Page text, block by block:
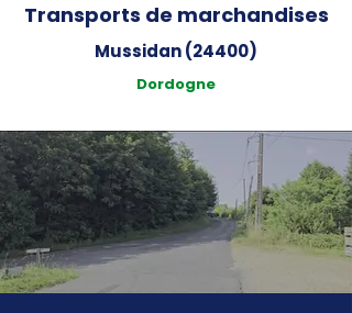
Transports de marchandises
Mussidan (24400)
Dordogne